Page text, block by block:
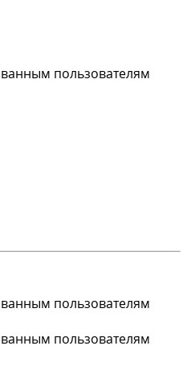
пользователям
пользователям
пользователям